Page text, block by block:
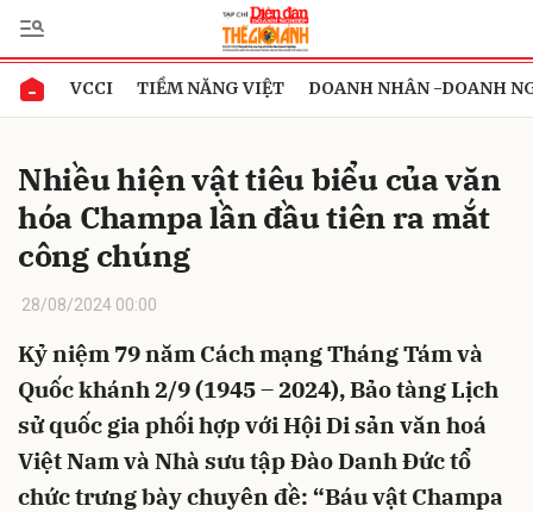
VCCI TIỀM NĂNG VIỆT DOANH NHÂN -DOANH
Nhiều hiện vật tiêu biểu của văn
hóa Champa lần đầu tiên ra mắt
công chúng
28/08/2024 00:00
Kỷ niệm 79 năm Cách mạng Tháng Tám và
Quốc khánh 2/9 (1945 – 2024), Bảo tàng Lịch
sử quốc gia phối hợp với Hội Di sản văn hoá
Việt Nam và Nhà sưu tập Đào Danh Đức tổ
chức trưng bày chuyên đề: “Báu vật Champa
Gửi bình luận
Hủy Gửi